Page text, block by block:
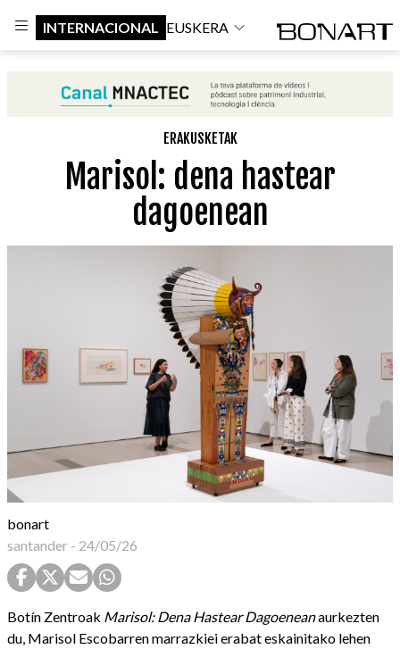
INTERNACIONAL EUSKERA
ERAKUSKETAK
Marisol: dena hastear
dagoenean
bonart
santander - 24/05/26
Botín Zentroak Marisol: Dena Hastear Dagoeneanaurkezten
du, Marisol Escobarren marrazkiei erabat eskainitako lehen